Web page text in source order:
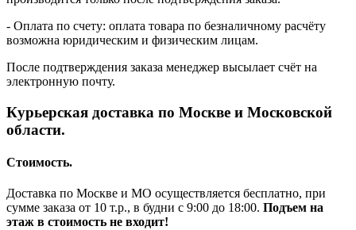
- Оплата по счету: оплата товара по безналичному расчёту
возможна юридическим и физическим лицам.
После подтверждения заказа менеджер высылает счёт на
электронную почту.
Курьерская доставка по Москве и Московской
области.
Стоимость.
Доставка по Москве и МО осуществляется бесплатно, при
сумме заказа от 10 т.р., в будни с 9:00 до 18:00. Подъем на
этаж в стоимость не входит!